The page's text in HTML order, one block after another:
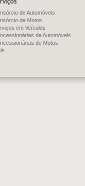
de Automóveis
de Motos
em Veículos
de Automóveis
de Motos